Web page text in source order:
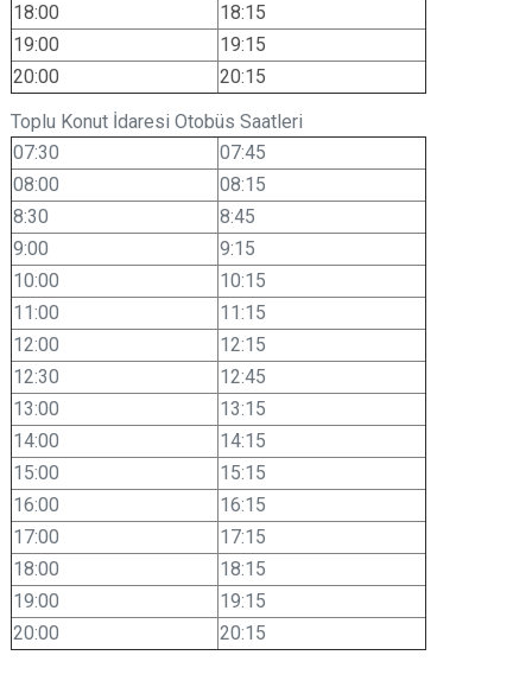
Toplu Konut İdaresi Otobüs Saatleri
07:30
07:45
08:00
08:15
8:30
8:45
9:00
9:15
10:00
10:15
11:00
11:15
12:00
12:15
12:30
12:45
13:00
13:15
14:00
14:15
15:00
15:15
16:00
16:15
17:00
17:15
18:00
18:15
19:00
19:15
20:00
20:15
18:00
18:15
19:00
19:15
20:00
20:15